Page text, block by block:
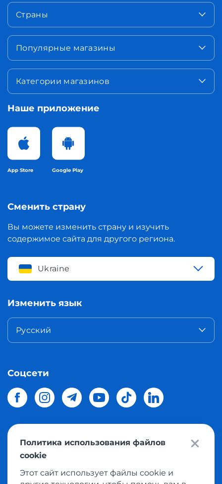
Страны
Популярные магазины
Категории магазинов
Наше приложение
App Store Google Play
Сменить страну
Вы можете изменить страну и изучить
содержимое сайта для другого региона.
Ukraine
Изменить язык
Русский
Соцсети
© 2026 Meest Shoppingдоставка покупок с интернет
магазинов мира в Украину.
Политика использования файлов
cookie
Этот сайт использует файлы cookie и